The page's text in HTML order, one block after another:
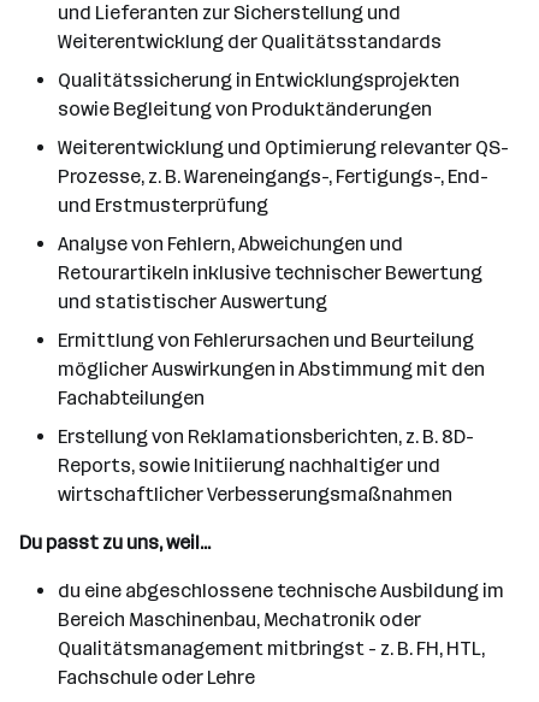
und Lieferanten zur Sicherstellung und
Weiterentwicklung der Qualitätsstandards
Qualitätssicherung in Entwicklungsprojekten
sowie Begleitung von Produktänderungen
Weiterentwicklung und Optimierung relevanter QS-
Prozesse, z. B. Wareneingangs-, Fertigungs-, End-
und Erstmusterprüfung
Analyse von Fehlern, Abweichungen und
Retourartikeln inklusive technischer Bewertung
und statistischer Auswertung
Ermittlung von Fehlerursachen und Beurteilung
möglicher Auswirkungen in Abstimmung mit den
Fachabteilungen
Erstellung von Reklamationsberichten, z. B. 8D-
Reports, sowie Initiierung nachhaltiger und
wirtschaftlicher Verbesserungsmaßnahmen
Du passt zu uns, weil...
du eine abgeschlossene technische Ausbildung im
Bereich Maschinenbau, Mechatronik oder
Qualitätsmanagement mitbringst - z. B. FH, HTL,
Fachschule oder Lehre